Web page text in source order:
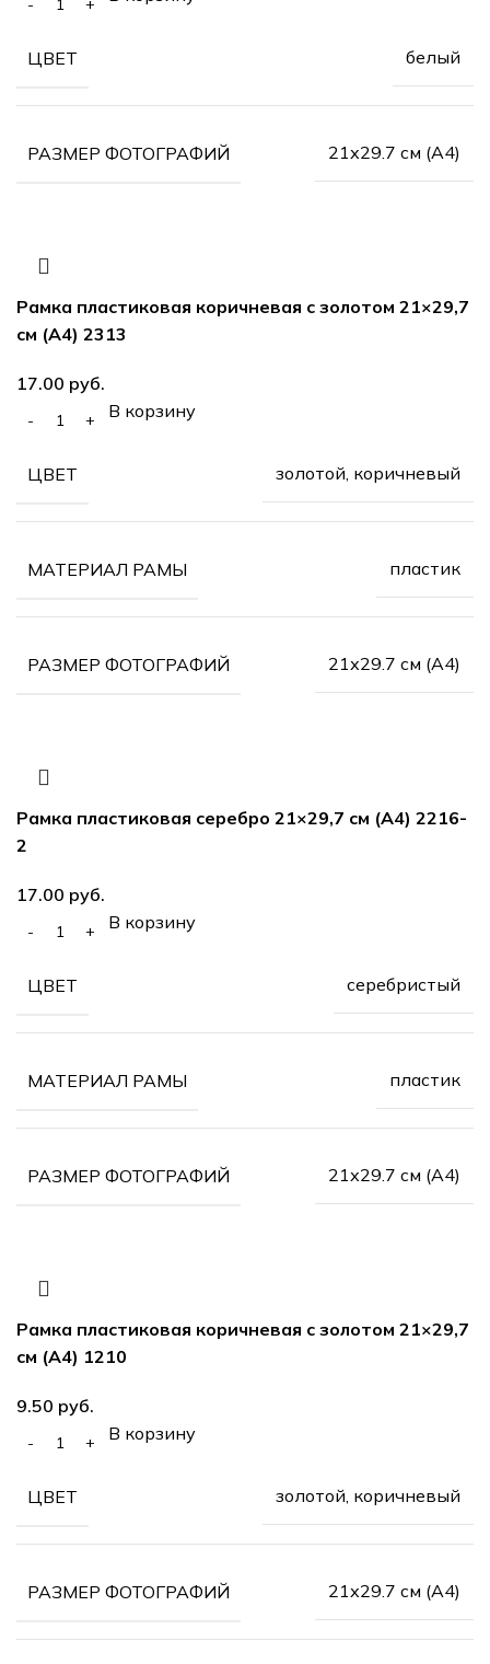
ЦВЕТ белый
РАЗМЕР ФОТОГРАФИЙ 21х29.7 см (А4)
Рамка пластиковая коричневая с золотом 21×29,7
см (А4) 2313
17.00 руб.
В корзину
ЦВЕТ золотой, коричневый
МАТЕРИАЛ РАМЫ пластик
РАЗМЕР ФОТОГРАФИЙ 21х29.7 см (А4)
Рамка пластиковая серебро 21×29,7 см (А4) 2216-
2
17.00 руб.
В корзину
ЦВЕТ серебристый
МАТЕРИАЛ РАМЫ пластик
РАЗМЕР ФОТОГРАФИЙ 21х29.7 см (А4)
Рамка пластиковая коричневая с золотом 21×29,7
см (А4) 1210
9.50 руб.
В корзину
ЦВЕТ золотой, коричневый
РАЗМЕР ФОТОГРАФИЙ 21х29.7 см (А4)